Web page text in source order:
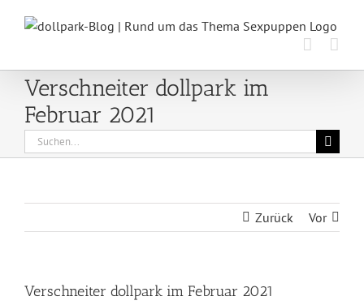
Inhalt
Verschneiter dollpark im
Februar 2021
Suche
nach:
Zurück Vor
Verschneiter dollpark im Februar 2021